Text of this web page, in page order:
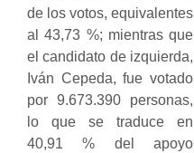
de los votos, equivalentes
al 43,73 %; mientras que
el candidato de izquierda,
Iván Cepeda, fue votado
por 9.673.390 personas,
lo que se traduce en
40,91 % del apoyo